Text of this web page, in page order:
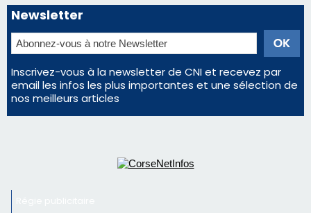
Régie publicitaire
Nous contacter
© 2026 corsenetinfos